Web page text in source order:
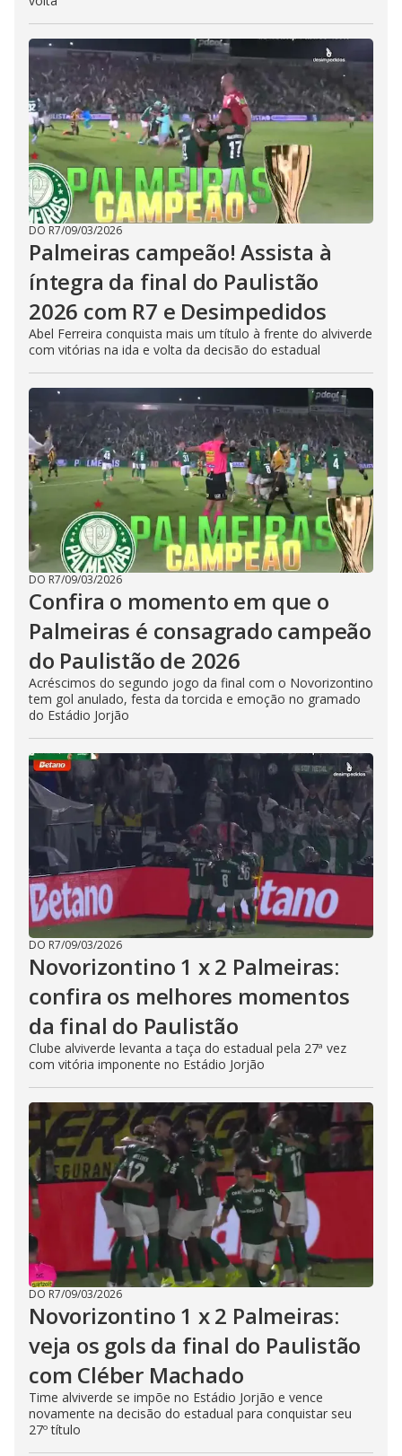
DO R7/09/03/2026
Palmeiras campeão! Assista à
íntegra da final do Paulistão
2026 com R7 e Desimpedidos
Abel Ferreira conquista mais um título à frente do alviverde
com vitórias na ida e volta da decisão do estadual
DO R7/09/03/2026
Confira o momento em que o
Palmeiras é consagrado campeão
do Paulistão de 2026
Acréscimos do segundo jogo da final com o Novorizontino
tem gol anulado, festa da torcida e emoção no gramado
do Estádio Jorjão
DO R7/09/03/2026
Novorizontino 1 x 2 Palmeiras:
confira os melhores momentos
da final do Paulistão
Clube alviverde levanta a taça do estadual pela 27ª vez
com vitória imponente no Estádio Jorjão
DO R7/09/03/2026
Novorizontino 1 x 2 Palmeiras:
veja os gols da final do Paulistão
com Cléber Machado
Time alviverde se impõe no Estádio Jorjão e vence
novamente na decisão do estadual para conquistar seu
27º título